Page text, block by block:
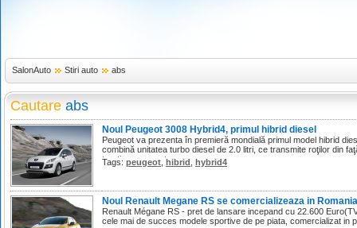
SalonAuto Stiri auto abs
Cautare abs
Noul Peugeot 3008 Hybrid4, primul hibrid diesel
Peugeot va prezenta în premieră mondială primul model hibrid
combină unitatea turbo diesel de 2.0 litri, ce transmite roţilor din
tracţiune pe spate.
Tags: peugeot hibrid hybrid4
Noul Renault Megane RS se comercializeaza in Romania
Renault Mégane RS - pret de lansare incepand cu 22.600
cele mai de succes modele sportive de pe piata, comercializat in